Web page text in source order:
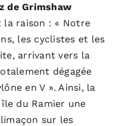
de Grimshaw
la raison : « Notre
les cyclistes et les
arrivant vers la
dégagée
en V ». Ainsi, la
du Ramier une
sur les